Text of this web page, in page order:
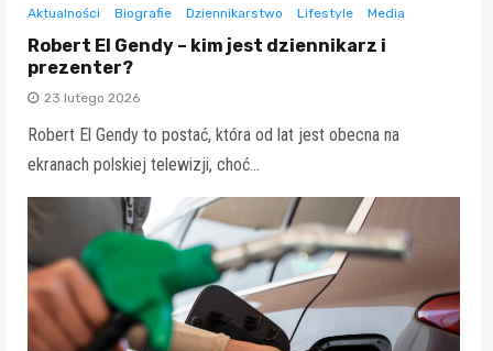
Aktualności Biografie Dziennikarstwo Lifestyle Media
Robert El Gendy – kim jest dziennikarz i
prezenter?
23 lutego 2026
Robert El Gendy to postać, która od lat jest obecna na
ekranach polskiej telewizji, choć…